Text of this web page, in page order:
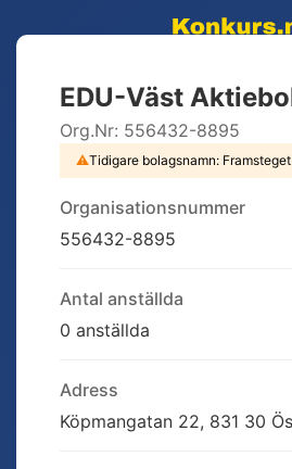
EDU-Väst
Org.Nr: 556432-8895
⚠Tidigare bolagsnamn:
Organisationsnummer
556432-8895
Antal anställda
0 anställda
Adress
Köpmangatan 22, 831 30